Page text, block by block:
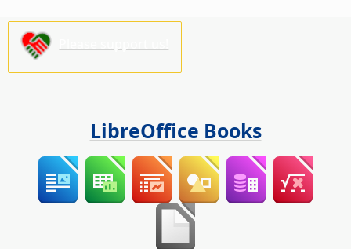
LibreOffice Books